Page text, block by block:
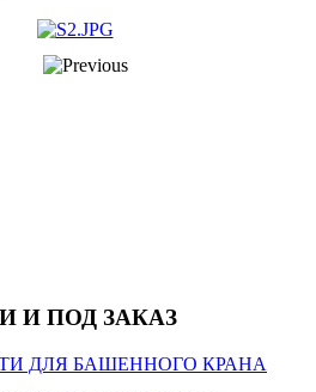
И ПОД ЗАКАЗ
ДЛЯ БАШЕННОГО КРАНА